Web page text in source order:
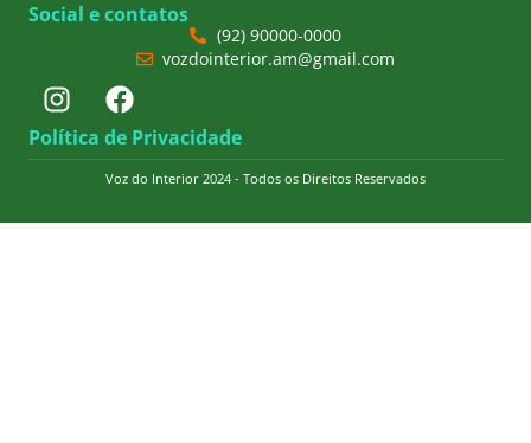
Social e contatos
(92) 90000-0000
vozdointerior.am@gmail.com
Política de Privacidade
Voz do Interior 2024 - Todos os Direitos Reservados